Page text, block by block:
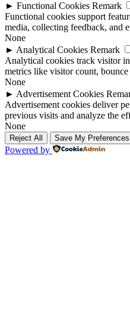
► Functional Cookies Remark
Functional cookies support
media, collecting feedback, and
None
► Analytical Cookies Remark
Analytical cookies track visitor
metrics like visitor count,
None
► Advertisement Cookies
Advertisement cookies deliver
previous visits and analyze the
None
Reject All Save My Preferences
Powered by